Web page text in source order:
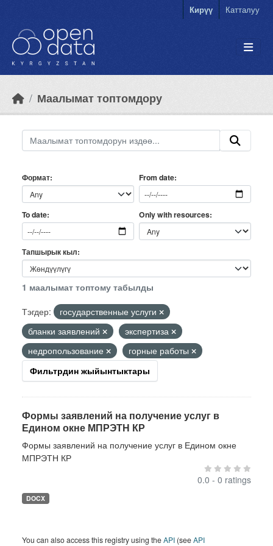
Кирүү Катталуу
Маалымат топтомдору
Формат From date
To date Only with resources
Тапшырык кыл
1 маалымат топтому табылды
Тэгдер:
государственные услуги
бланки заявлений
экспертиза
недропользование
горные работы
Фильтрдин жыйынтыктары
Формы заявлений на получение услуг в
Едином окне МПРЭТН КР
Формы заявлений на получение услуг в Едином окне
МПРЭТН КР
0.0 - 0 ratings
DOCX
You can also access this registry using theAPI (seeAPI